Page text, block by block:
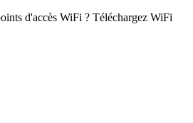
d'accès WiFi ? Téléchargez WiFi